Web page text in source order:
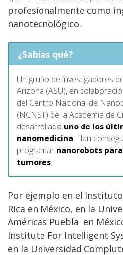
profesionalmente como
nanotecnológico.
¿Sabías qué?
Un grupo de investigadores
Arizona (ASU), en
del Centro Nacional de
(NCNST) de la Academia de
desarrollado uno de los
nanomedicina. Han
programar nanorobots
tumores.
Por ejemplo en el
Rica en México, en la
Américas Puebla en
Institute For Intelligent
en la Universidad